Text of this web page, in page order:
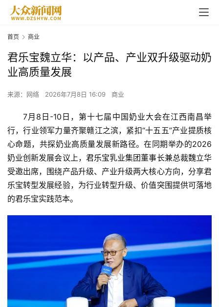
首页 商业
君乐宝魏立华：以产品、产业双升级驱动奶
业高质量发展
来源：网络 2026年7月8日 16:09 商业
7月8日-10日，第十七届 中国奶业大会在江西南昌举
行，行业领军力量齐聚赣江之滨，紧扣“十五五”产业提质核
心命题，共探奶业高质量发展新路径。在同期举办的2026
奶业创新发展会议上， 君乐宝乳业集团董事长兼总裁魏立华
受邀出席，围绕产品升级、产业升级两大核心方向，分享君
乐宝转型发展经验，为行业转型升级、价值突围提供可落地
的君乐宝实践范本。